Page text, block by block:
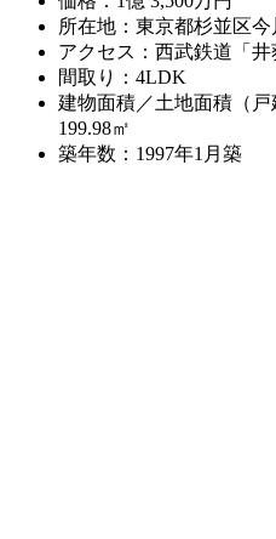
所在地：東京都杉並区今
アクセス：西武鉄道「
間取り：4LDK
建物面積／土地面積（戸
199.98㎡
築年数：1997年1月築